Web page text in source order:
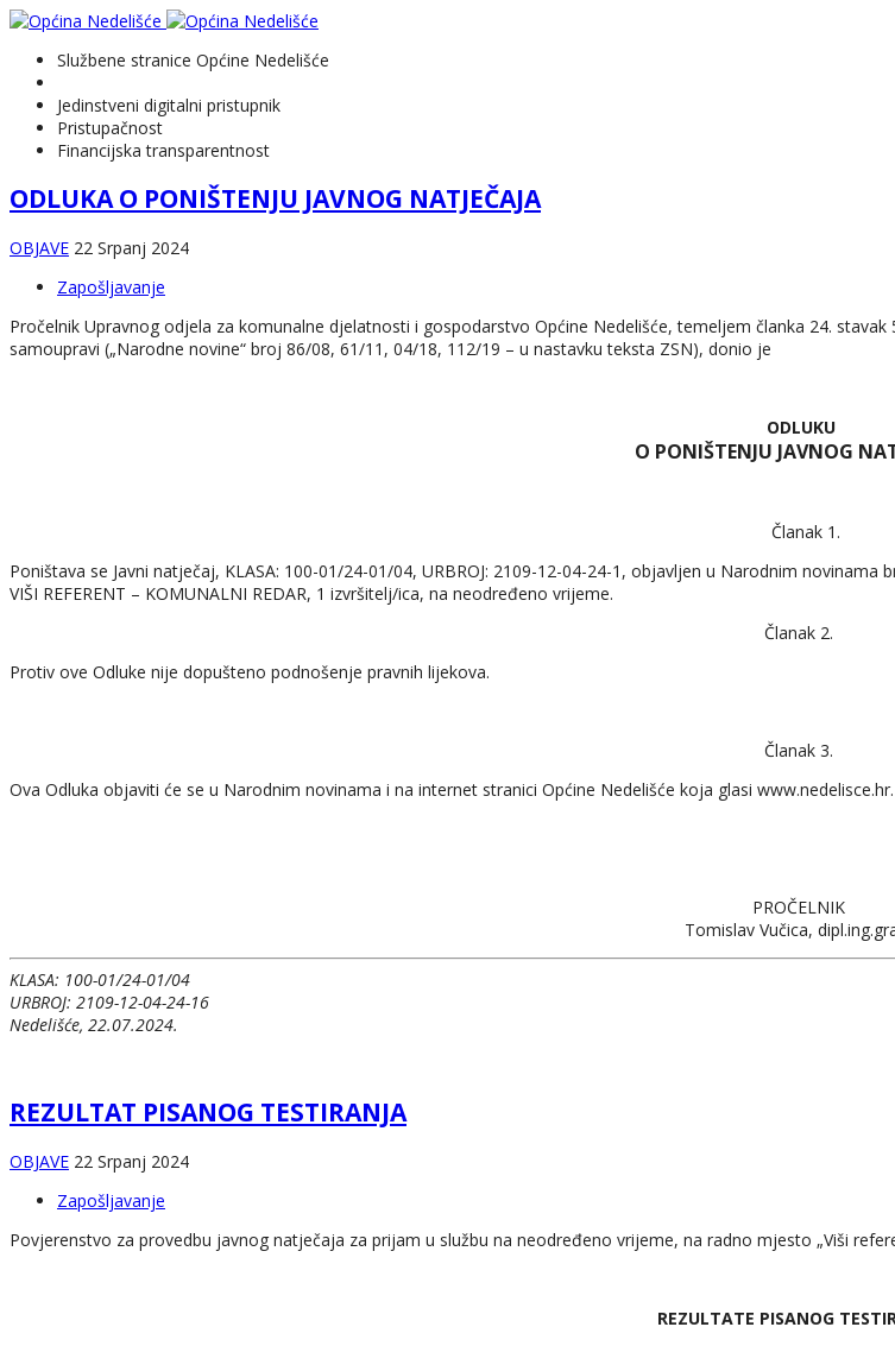
Službene stranice Općine Nedelišće
Jedinstveni digitalni pristupnik
Pristupačnost
Financijska transparentnost
ODLUKA O PONIŠTENJU JAVNOG NATJEČAJA
OBJAVE 22 Srpanj 2024
Zapošljavanje
Pročelnik Upravnog odjela za komunalne djelatnosti i gospodarstvo Općine Nedelišće, temeljem članka 24.
samoupravi („Narodne novine“ broj 86/08, 61/11, 04/18, 112/19 – u nastavku teksta ZSN), donio je
ODLUKU
O PONIŠTENJU JAVNOG
Članak 1.
Poništava se Javni natječaj, KLASA: 100-01/24-01/04, URBROJ: 2109-12-04-24-1, objavljen u Narodnim
VIŠI REFERENT – KOMUNALNI REDAR, 1 izvršitelj/ica, na neodređeno vrijeme.
Članak 2.
Protiv ove Odluke nije dopušteno podnošenje pravnih lijekova.
Članak 3.
Ova Odluka objaviti će se u Narodnim novinama i na internet stranici Općine Nedelišće koja glasi www.nedelisce.hr.
PROČELNIK
Tomislav Vučica,
KLASA: 100-01/24-01/04
URBROJ: 2109-12-04-24-16
Nedelišće, 22.07.2024.
REZULTAT PISANOG TESTIRANJA
OBJAVE 22 Srpanj 2024
Zapošljavanje
Povjerenstvo za provedbu javnog natječaja za prijam u službu na neodređeno vrijeme, na radno mjesto „Viši
REZULTATE PISANOG